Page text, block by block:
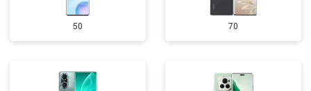
50 70